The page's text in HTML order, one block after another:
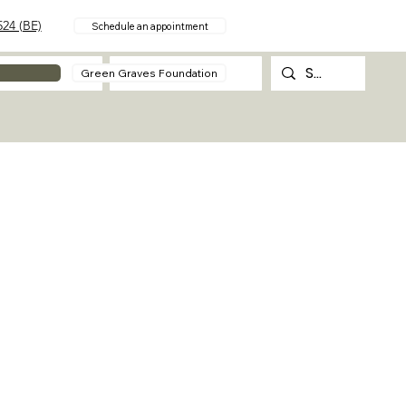
(BE) Schedule an appointment
Contact
Green Graves Foundation